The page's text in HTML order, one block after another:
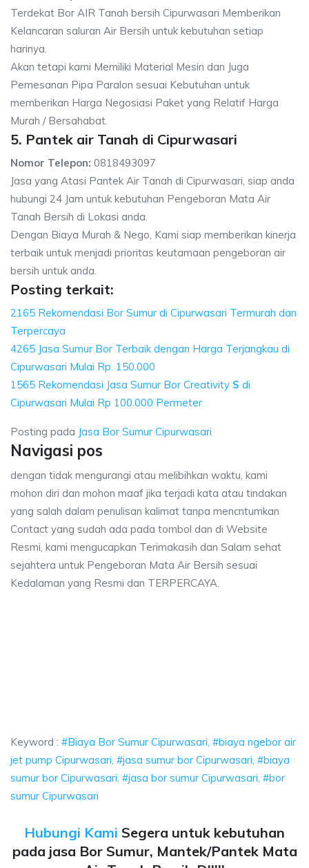
Terdekat Bor AIR Tanah bersih Cipurwasari Memberikan
Kelancaran saluran Air Bersih untuk kebutuhan setiap
harinya.
Akan tetapi kami Memiliki Material Mesin dan Juga
Pemesanan Pipa Paralon sesuai Kebutuhan untuk
memberikan Harga Negosiasi Paket yang Relatif Harga
Murah / Bersahabat.
5. Pantek air Tanah di Cipurwasari
Nomor Telepon: 0818493097
Jasa yang Atasi Pantek Air Tanah di Cipurwasari, siap anda
hubungi 24 Jam untuk kebutuhan Pengeboran Mata Air
Tanah Bersih di Lokasi anda.
Dengan Biaya Murah & Nego, Kami siap memberikan kinerja
terbaik untuk menjadi prioritas keutamaan pengeboran air
bersih untuk anda.
Posting terkait:
2165 Rekomendasi Bor Sumur di Cipurwasari Termurah dan
Terpercaya
4265 Jasa Sumur Bor Terbaik dengan Harga Terjangkau di
Cipurwasari Mulai Rp. 150.000
1565 Rekomendasi Jasa Sumur Bor Creativity S di
Cipurwasari Mulai Rp 100.000 Permeter
Posting pada Jasa Bor Sumur Cipurwasari
Navigasi pos
dengan tidak mengurangi atau melibihkan waktu, kami
mohon diri dan mohon maaf jika terjadi kata atau tindakan
yang salah dalam penulisan kalimat tanpa mencntumkan
Contact yang sudah ada pada tombol dan di Website
Resmi, kami mengucapkan Terimakasih dan Salam sehat
sejahtera untuk Pengeboran Mata Air Bersih sesuai
Kedalaman yang Resmi dan TERPERCAYA.
Keyword : #Biaya Bor Sumur Cipurwasari, #biaya ngebor air
jet pump Cipurwasari, #jasa sumur bor Cipurwasari, #biaya
sumur bor Cipurwasari, #jasa bor sumur Cipurwasari, #bor
sumur Cipurwasari
Hubungi Kami Segera untuk kebutuhan
pada jasa Bor Sumur, Mantek/Pantek Mata